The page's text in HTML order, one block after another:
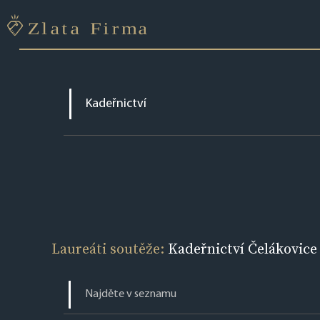
Laureáti soutěže: Kadeřnictví Čelákovice